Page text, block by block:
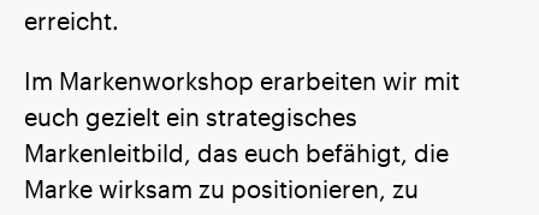
erreicht.
Im Markenworkshop erarbeiten wir mit
euch gezielt ein strategisches
Markenleitbild, das euch befähigt, die
Marke wirksam zu positionieren, zu